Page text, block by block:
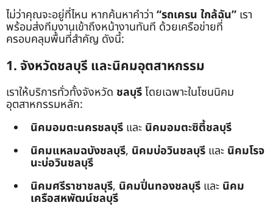
ไม่ว่าคุณจะอยู่ที่ไหน หากค้นหาคำว่า “รถเครน ใกล้ฉัน” เรา
พร้อมส่งทีมงานเข้าถึงหน้างานทันที ด้วยเครือข่ายที่
ครอบคลุมพื้นที่สำคัญ ดังนี้:
1. จังหวัดชลบุรี และนิคมอุตสาหกรรม
เราให้บริการทั่วทั้งจังหวัด ชลบุรีโดยเฉพาะในโซนนิคม
อุตสาหกรรมหลัก:
นิคมอมตะนครชลบุรี และ นิคมอมตะซิตี้ชลบุรี
นิคมแหลมฉบังชลบุรี, นิคมบ่อวินชลบุรี และ นิคมโรจ
นะบ่อวินชลบุรี
นิคมศรีราชาชลบุรี, นิคมปิ่นทองชลบุรี และ นิคม
เครือสหพัฒน์ชลบุรี